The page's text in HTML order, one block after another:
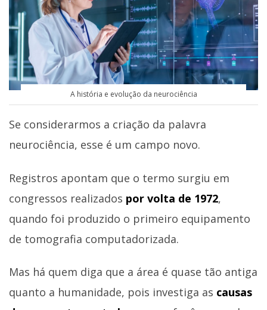
A história e evolução da neurociência
Se considerarmos a criação da palavra
neurociência, esse é um campo novo.
Registros apontam que o termo surgiu em
congressos realizados por volta de 1972,
quando foi produzido o primeiro equipamento
de tomografia computadorizada.
Mas há quem diga que a área é quase tão antiga
quanto a humanidade, pois investiga as causas